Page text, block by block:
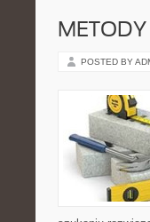
POSTED BY